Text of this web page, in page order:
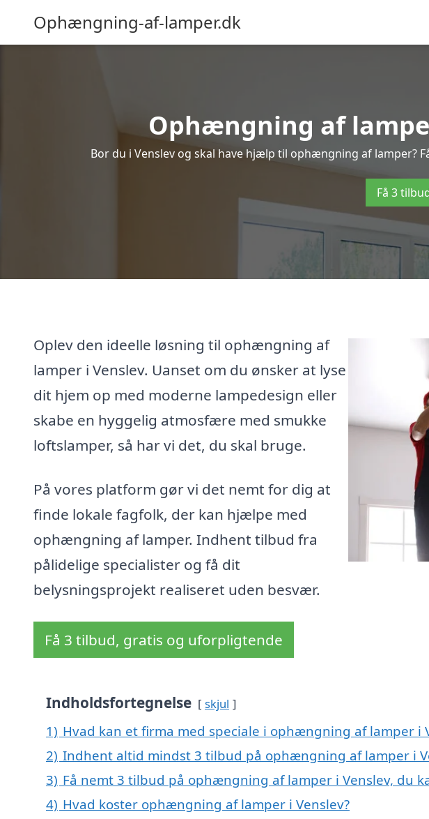
Ophængning-af-lamper.dk
Ophængning af
Bor du i Venslev og skal have hjælp til ophængning af lamper?
Få 3
Oplev den ideelle løsning til ophængning af
lamper i Venslev. Uanset om du ønsker at lyse
dit hjem op med moderne lampedesign eller
skabe en hyggelig atmosfære med smukke
loftslamper, så har vi det, du skal bruge.
På vores platform gør vi det nemt for dig at
finde lokale fagfolk, der kan hjælpe med
ophængning af lamper. Indhent tilbud fra
pålidelige specialister og få dit
belysningsprojekt realiseret uden besvær.
Få 3 tilbud, gratis og uforpligtende
Indholdsfortegnelse skjul
1) Hvad kan et firma med speciale i ophængning af lamper i
2) Indhent altid mindst 3 tilbud på ophængning af lamper i
3) Få nemt 3 tilbud på ophængning af lamper i Venslev, du
4) Hvad koster ophængning af lamper i Venslev?